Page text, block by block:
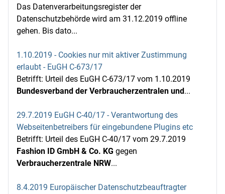
Das Datenverarbeitungsregister der
Datenschutzbehörde wird am 31.12.2019 offline
gehen. Bis dato...
1.10.2019 - Cookies nur mit aktiver Zustimmung
erlaubt - EuGH C-673/17
Betrifft: Urteil des EuGH C-673/17 vom 1.10.2019
Bundesverband der Verbraucherzentralen und...
29.7.2019 EuGH C-40/17 - Verantwortung des
Webseitenbetreibers für eingebundene Plugins etc
Betrifft: Urteil des EuGH C-40/17 vom 29.7.2019
Fashion ID GmbH & Co. KG gegen
Verbraucherzentrale NRW...
8.4.2019 Europäischer Datenschutzbeauftragter